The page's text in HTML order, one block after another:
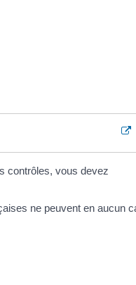
contrôles, vous devez
ne peuvent en aucun